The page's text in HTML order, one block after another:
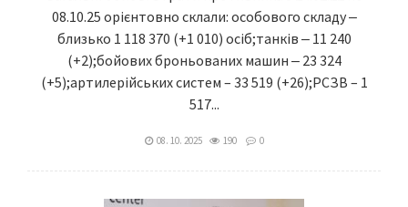
08.10.25 орієнтовно склали: особового складу ‒
близько 1 118 370 (+1 010) осіб;танків ‒ 11 240
(+2);бойових броньованих машин ‒ 23 324
(+5);артилерійських систем – 33 519 (+26);РСЗВ – 1
517...
08. 10. 2025 190 0